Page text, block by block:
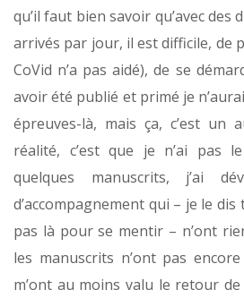
qu’il faut bien savoir qu’avec des
arrivés par jour, il est difficile, de
CoVid n’a pas aidé), de se
avoir été publié et primé je
épreuves-là, mais ça, c’est un
réalité, c’est que je n’ai pas
quelques manuscrits, j’ai
d’accompagnement qui – je le
pas là pour se mentir – n’ont
les manuscrits n’ont pas
m’ont au moins valu le retour